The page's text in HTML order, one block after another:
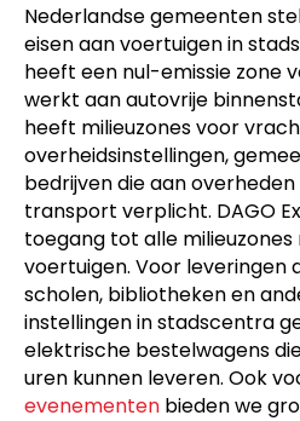
Nederlandse gemeenten
eisen aan voertuigen in
heeft een nul-emissie zone
werkt aan autovrije
heeft milieuzones voor
overheidsinstellingen,
bedrijven die aan
transport verplicht. DAGO
toegang tot alle
voertuigen. Voor leveringen
scholen, bibliotheken en
instellingen in stadscentra
elektrische bestelwagens
uren kunnen leveren. Ook
evenementen bieden we